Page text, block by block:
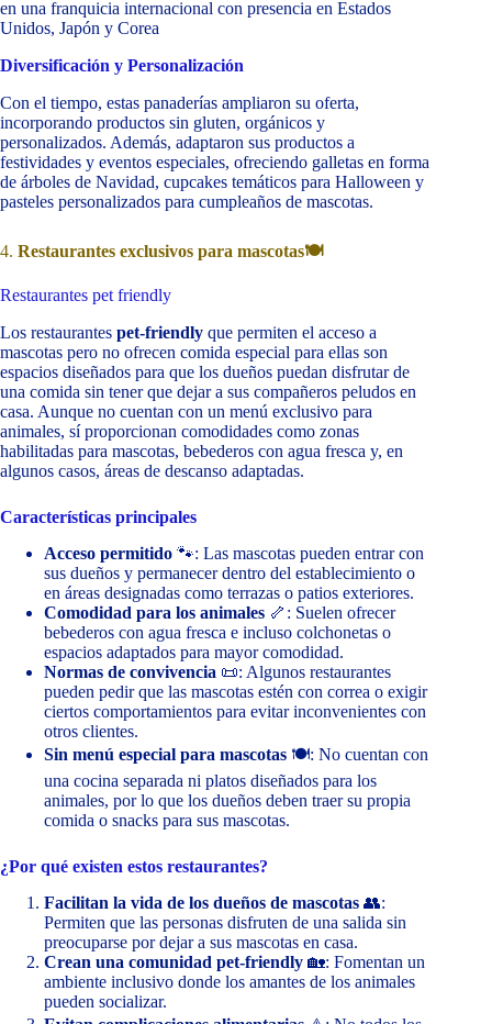
en una franquicia internacional con presencia en Estados
Unidos, Japón y Corea
Diversificación y Personalización
Con el tiempo, estas panaderías ampliaron su oferta,
incorporando productos sin gluten, orgánicos y
personalizados. Además, adaptaron sus productos a
festividades y eventos especiales, ofreciendo galletas en forma
de árboles de Navidad, cupcakes temáticos para Halloween y
pasteles personalizados para cumpleaños de mascotas.
4. Restaurantes exclusivos para mascotas🍽️
Restaurantes pet friendly
Los restaurantes pet-friendly que permiten el acceso a
mascotas pero no ofrecen comida especial para ellas son
espacios diseñados para que los dueños puedan disfrutar de
una comida sin tener que dejar a sus compañeros peludos en
casa. Aunque no cuentan con un menú exclusivo para
animales, sí proporcionan comodidades como zonas
habilitadas para mascotas, bebederos con agua fresca y, en
algunos casos, áreas de descanso adaptadas.
Características principales
Acceso permitido 🐾: Las mascotas pueden entrar con
sus dueños y permanecer dentro del establecimiento o
en áreas designadas como terrazas o patios exteriores.
Comodidad para los animales 🦴: Suelen ofrecer
bebederos con agua fresca e incluso colchonetas o
espacios adaptados para mayor comodidad.
Normas de convivencia 📜: Algunos restaurantes
pueden pedir que las mascotas estén con correa o exigir
ciertos comportamientos para evitar inconvenientes con
otros clientes.
Sin menú especial para mascotas 🍽️: No cuentan con
una cocina separada ni platos diseñados para los
animales, por lo que los dueños deben traer su propia
comida o snacks para sus mascotas.
¿Por qué existen estos restaurantes?
Facilitan la vida de los dueños de mascotas 👥:
Permiten que las personas disfruten de una salida sin
preocuparse por dejar a sus mascotas en casa.
Crean una comunidad pet-friendly 🏡: Fomentan un
ambiente inclusivo donde los amantes de los animales
pueden socializar.